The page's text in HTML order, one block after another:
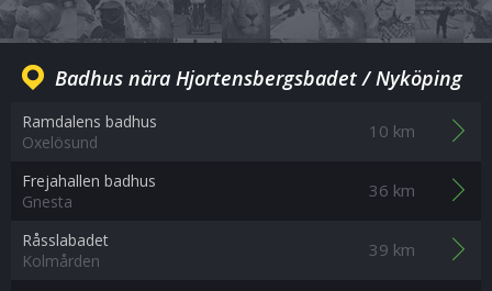
Badhus nära Hjortensbergsbadet / Nyköping
Ramdalens badhus
Oxelösund
10 km
Frejahallen badhus
Gnesta
36 km
Råsslabadet
Kolmården
39 km